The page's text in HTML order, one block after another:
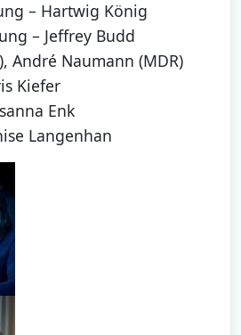
– Hartwig König
– Jeffrey Budd
André Naumann (MDR)
Kiefer
Enk
Langenhan